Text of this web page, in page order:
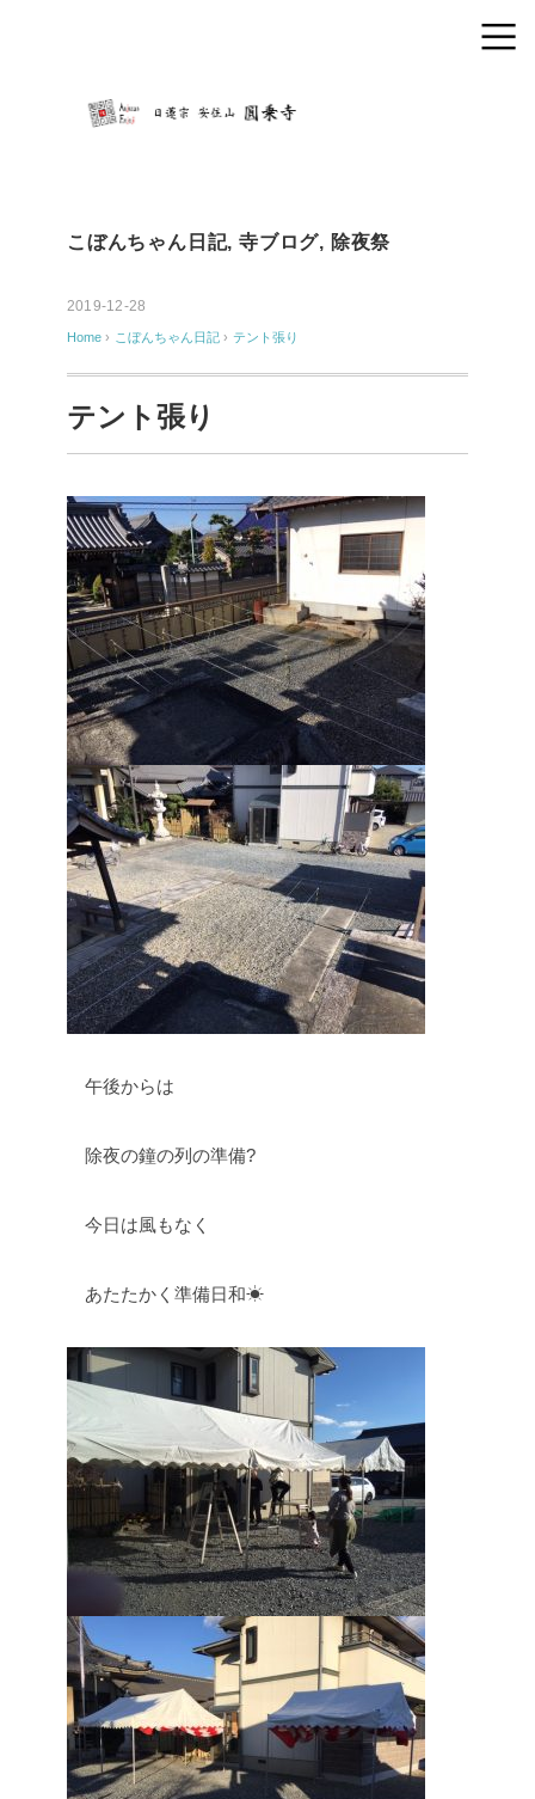
こぼんちゃん日記,寺ブログ, 除夜祭
2019-12-28
Home › こぼんちゃん日記 › テント張り
テント張り
午後からは
除夜の鐘の列の準備?
今日は風もなく
あたたかく準備日和☀